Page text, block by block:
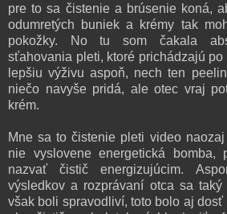
pre to sa čistenie a brúsenie koná,
odumretých buniek a krémy tak
pokožky. No tu som čakala
sťahovania pleti, ktoré prichádzajú
lepšiu výživu aspoň, nech ten
niečo navyše pridá, ale otec vraj
krém.
Mne sa to čistenie pleti video
nie vyslovene energetická
nazvať čistič energizujúcim.
výsledkov a rozprávaní otca sa
však boli spravodliví, toto bolo aj dosť